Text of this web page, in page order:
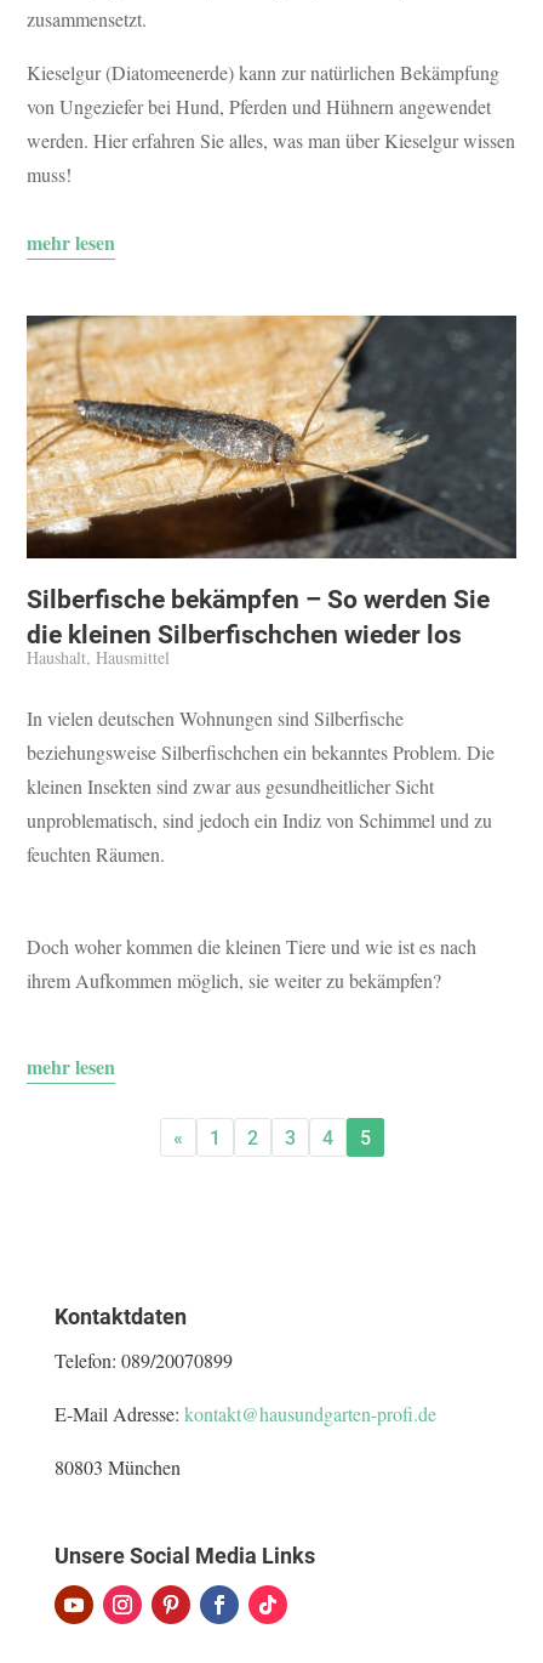
zusammensetzt.
Kieselgur (Diatomeenerde) kann zur natürlichen Bekämpfung
von Ungeziefer bei Hund, Pferden und Hühnern angewendet
werden. Hier erfahren Sie alles, was man über Kieselgur wissen
muss!
mehr lesen
Silberfische bekämpfen – So werden Sie
die kleinen Silberfischchen wieder los
Haushalt,Hausmittel
In vielen deutschen Wohnungen sind Silberfische
beziehungsweise Silberfischchen ein bekanntes Problem. Die
kleinen Insekten sind zwar aus gesundheitlicher Sicht
unproblematisch, sind jedoch ein Indiz von Schimmel und zu
feuchten Räumen.
Doch woher kommen die kleinen Tiere und wie ist es nach
ihrem Aufkommen möglich, sie weiter zu bekämpfen?
mehr lesen
« 1 2 3 4 5
Kontaktdaten
Telefon: 089/20070899
E-Mail Adresse: kontakt@hausundgarten-profi.de
80803 München
Unsere Social Media Links